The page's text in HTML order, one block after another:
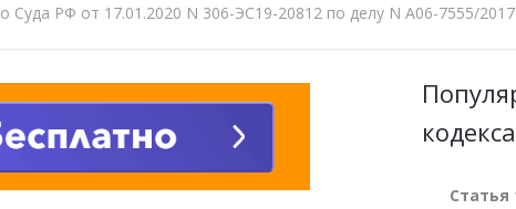
Суда РФ от 17.01.2020 N 306-ЭС19-20812 по делу N А06-7555/2017
кодекса
Статья